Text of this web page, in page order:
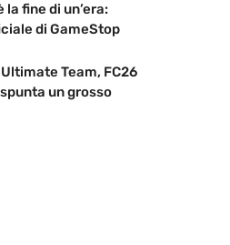
la fine di un’era:
di GameStop
Team, FC26
un grosso